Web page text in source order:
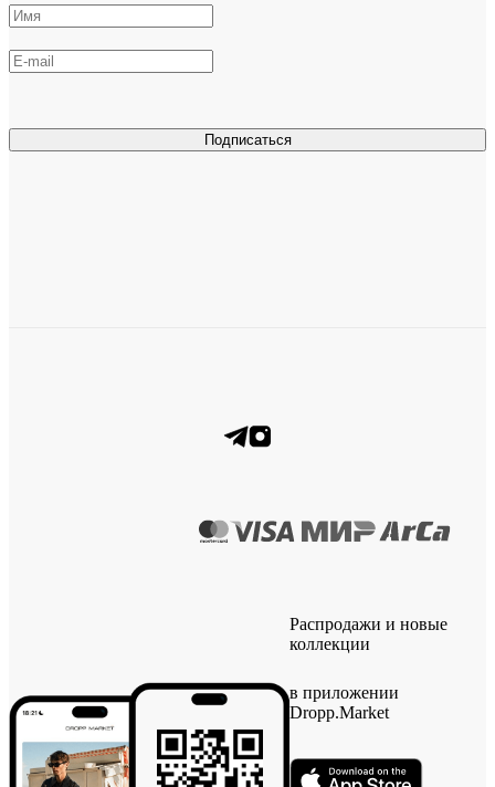
Подписаться
Распродажи и новые
коллекции
в приложении
Dropp.Market